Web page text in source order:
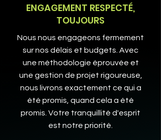
ENGAGEMENT RESPECTÉ,
TOUJOURS
Nous nous engageons fermement
sur nos délais et budgets. Avec
une méthodologie éprouvée et
une gestion de projet rigoureuse,
nous livrons exactement ce qui a
été promis, quand cela a été
promis. Votre tranquillité d'esprit
est notre priorité.